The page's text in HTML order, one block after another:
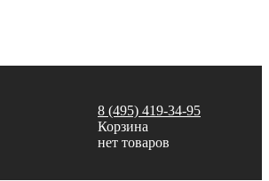
8 (495) 419-34-95
Корзина
нет товаров